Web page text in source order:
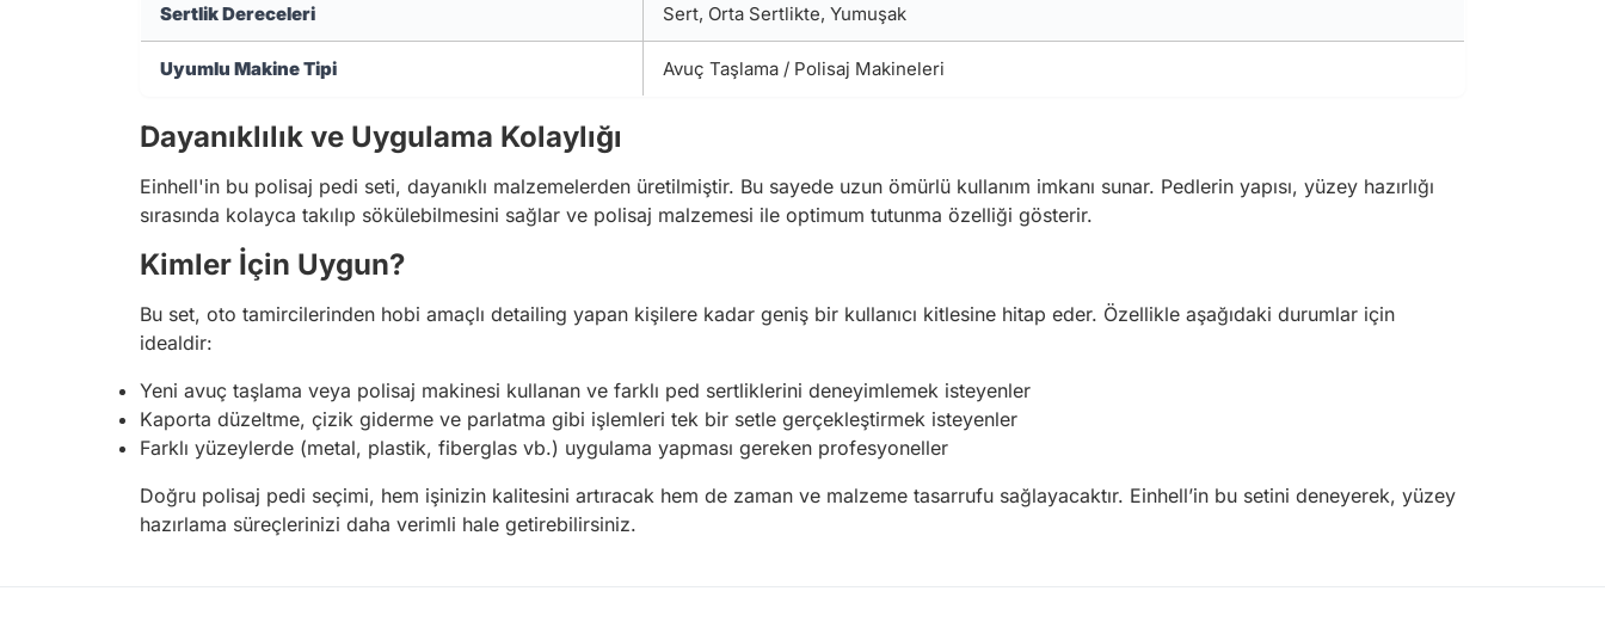
Sertlik Dereceleri Sert, Orta Sertlikte, Yumuşak
Uyumlu Makine Tipi Avuç Taşlama / Polisaj Makineleri
Dayanıklılık ve Uygulama Kolaylığı
Einhell'in bu polisaj pedi seti, dayanıklı malzemelerden üretilmiştir. Bu sayede uzun ömürlü kullanım imkanı sunar. Pedlerin yapısı, yüzey hazırlığı
sırasında kolayca takılıp sökülebilmesini sağlar ve polisaj malzemesi ile optimum tutunma özelliği gösterir.
Kimler İçin Uygun?
Bu set, oto tamircilerinden hobi amaçlı detailing yapan kişilere kadar geniş bir kullanıcı kitlesine hitap eder. Özellikle aşağıdaki durumlar için
idealdir:
Yeni avuç taşlama veya polisaj makinesi kullanan ve farklı ped sertliklerini deneyimlemek isteyenler
Kaporta düzeltme, çizik giderme ve parlatma gibi işlemleri tek bir setle gerçekleştirmek isteyenler
Farklı yüzeylerde (metal, plastik, fiberglas vb.) uygulama yapması gereken profesyoneller
Doğru polisaj pedi seçimi, hem işinizin kalitesini artıracak hem de zaman ve malzeme tasarrufu sağlayacaktır. Einhell’in bu setini deneyerek, yüzey
hazırlama süreçlerinizi daha verimli hale getirebilirsiniz.